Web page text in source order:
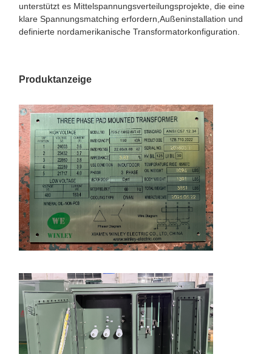
unterstützt es Mittelspannungsverteilungsprojekte, die eine
klare Spannungsmatching erfordern,Außeninstallation und
definierte nordamerikanische Transformatorkonfiguration.
Produktanzeige